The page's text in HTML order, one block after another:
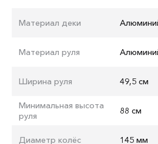
Материал деки
Материал руля
Ширина руля 49,5 см
Минимальная высота
руля
88 см
Диаметр колёс 145 мм